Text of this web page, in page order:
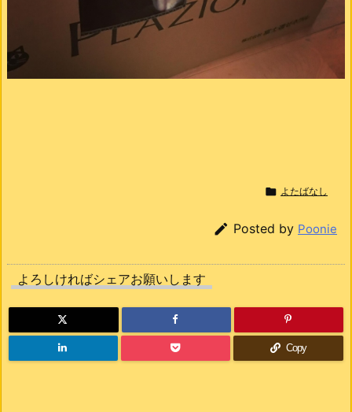
 よたばなし
 Posted by Poonie
よろしければシェアお願いします
Copy